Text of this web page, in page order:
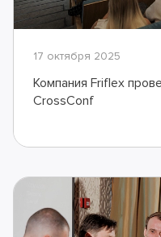
17 октября 2025
Компания Friflex
CrossConf